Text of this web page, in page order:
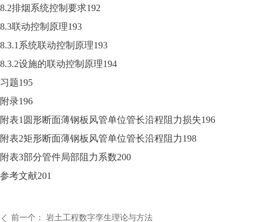
ꄴ 前一个： 岩土工程数字孪生理论与方法
8.2排烟系统控制要求192
8.3联动控制原理193
8.3.1系统联动控制原理193
8.3.2设施的联动控制原理194
习题195
附录196
附表1圆形断面薄钢板风管单位管长沿程阻力损失196
附表2矩形断面薄钢板风管单位管长沿程阻力198
附表3部分管件局部阻力系数200
参考文献201